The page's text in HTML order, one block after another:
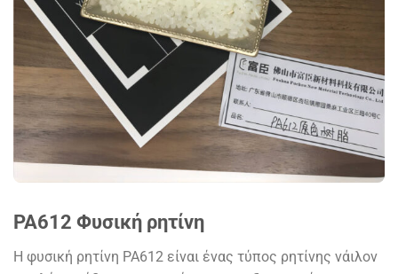
PA612 Φυσική ρητίνη
Η φυσική ρητίνη PA612 είναι ένας τύπος ρητίνης νάιλον